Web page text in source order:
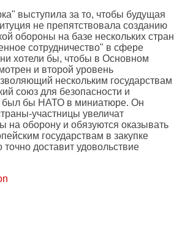
выступила за то, чтобы будущая
не препятствовала созданию
обороны на базе нескольких стран
сотрудничество" в сфере
хотели бы, чтобы в Основном
и второй уровень
нескольким государствам
союз для безопасности и
был бы НАТО в миниатюре. Он
участницы увеличат
на оборону и обязуются оказывать
государствам в закупке
доставит удовольствие